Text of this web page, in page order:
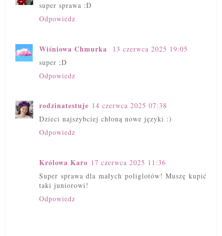
super sprawa :D
Odpowiedz
Wiśniowa Chmurka
13 czerwca 2025 19:05
super ;D
Odpowiedz
rodzinatestuje 14 czerwca 2025 07:38
Dzieci najszybciej chłoną nowe języki :)
Odpowiedz
Królowa Karo 17 czerwca 2025 11:36
Super sprawa dla małych poliglotów! Muszę kupić
taki juniorowi!
Odpowiedz